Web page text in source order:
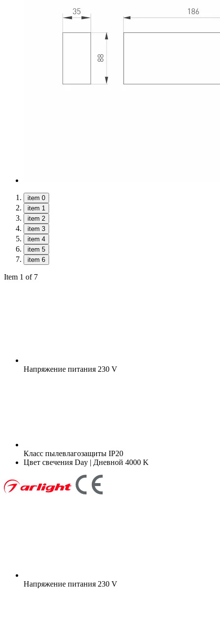
item 0
item 1
item 2
item 3
item 4
item 5
item 6
Item 1 of 7
Напряжение питания 230 V
Класс пылевлагозащиты IP20
Цвет свечения Day | Дневной 4000 K
Напряжение питания 230 V